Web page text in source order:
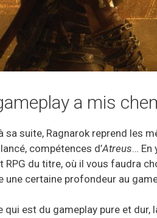
a mis
sa suite, Ragnarok reprend les
compétences d’Atreus… En
RPG du titre, où il vous faudra
une certaine profondeur au
qui est du gameplay pure et